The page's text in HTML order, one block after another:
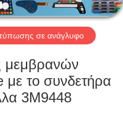
σε ανάγλυφο
μεμβρανών
με το συνδετήρα
3M9448